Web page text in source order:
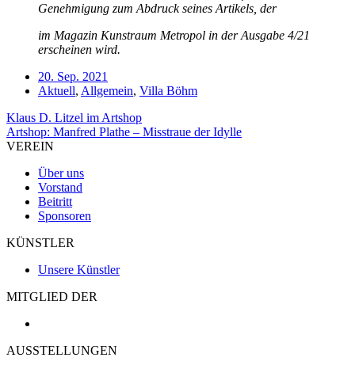
Genehmigung zum Abdruck seines Artikels, der
im Magazin Kunstraum Metropol in der Ausgabe 4/21
erscheinen wird.
20. Sep. 2021
Aktuell, Allgemein, Villa Böhm
Beitragsnavigation
Klaus D. Litzel im Artshop
Artshop: Manfred Plathe – Misstraue der Idylle
VEREIN
Über uns
Vorstand
Beitritt
Sponsoren
KÜNSTLER
Unsere Künstler
MITGLIED DER
AUSSTELLUNGEN